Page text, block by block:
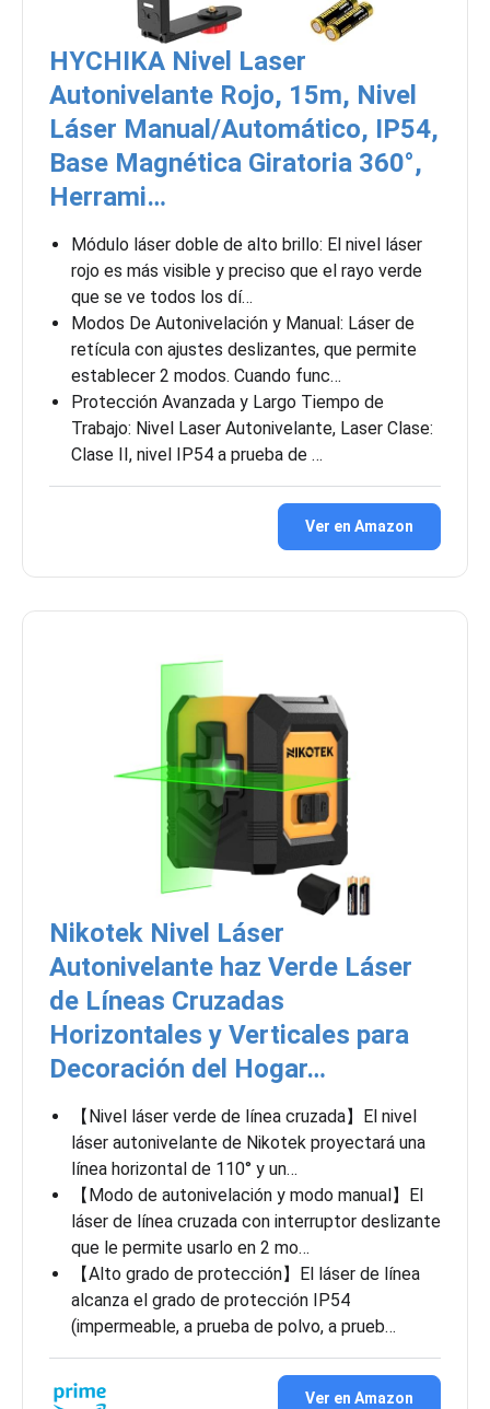
HYCHIKA Nivel Laser
Autonivelante Rojo, 15m, Nivel
Láser Manual/Automático, IP54,
Base Magnética Giratoria 360°,
Herrami…
Módulo láser doble de alto brillo: El nivel láser
rojo es más visible y preciso que el rayo verde
que se ve todos los dí…
Modos De Autonivelación y Manual: Láser de
retícula con ajustes deslizantes, que permite
establecer 2 modos. Cuando func…
Protección Avanzada y Largo Tiempo de
Trabajo: Nivel Laser Autonivelante, Laser Clase:
Clase II, nivel IP54 a prueba de …
Ver en Amazon
Nikotek Nivel Láser
Autonivelante haz Verde Láser
de Líneas Cruzadas
Horizontales y Verticales para
Decoración del Hogar…
【Nivel láser verde de línea cruzada】El nivel
láser autonivelante de Nikotek proyectará una
línea horizontal de 110° y un…
【Modo de autonivelación y modo manual】El
láser de línea cruzada con interruptor deslizante
que le permite usarlo en 2 mo…
【Alto grado de protección】El láser de línea
alcanza el grado de protección IP54
(impermeable, a prueba de polvo, a prueb…
Ver en Amazon